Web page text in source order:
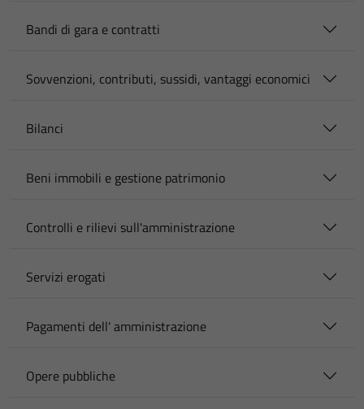
Bandi di gara e contratti
Sovvenzioni, contributi, sussidi, vantaggi economici
Bilanci
Beni immobili e gestione patrimonio
Controlli e rilievi sull'amministrazione
Servizi erogati
Pagamenti dell' amministrazione
Opere pubbliche